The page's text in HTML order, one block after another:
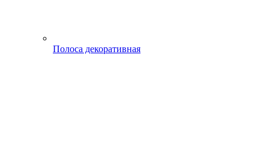
Полоса декоративная